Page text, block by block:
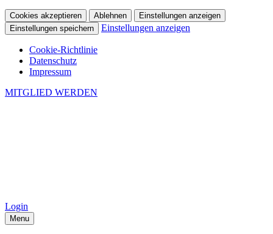
Cookies akzeptieren Ablehnen
Einstellungen anzeigen
Einstellungen speichern
Einstellungen anzeigen
Cookie-Richtlinie
Datenschutz
Impressum
MITGLIED WERDEN
Login
Menu